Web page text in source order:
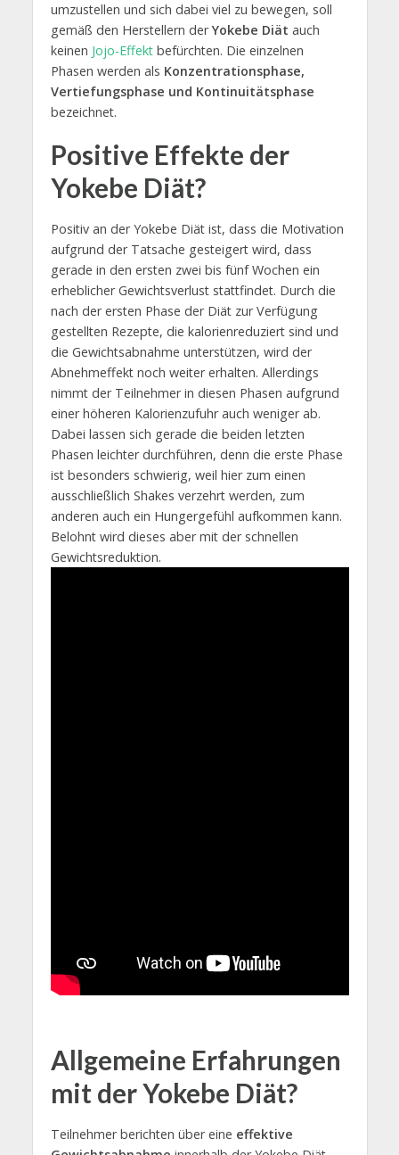
umzustellen und sich dabei viel zu bewegen, soll
gemäß den Herstellern derYokebe Diät auch
keinen Jojo-Effektbefürchten. Die einzelnen
Phasen werden als Konzentrationsphase,
Vertiefungsphase und Kontinuitätsphase
bezeichnet.
Positive Effekte der
Yokebe Diät?
Positiv an der Yokebe Diät ist, dass die Motivation
aufgrund der Tatsache gesteigert wird, dass
gerade in den ersten zwei bis fünf Wochen ein
erheblicher Gewichtsverlust stattfindet. Durch die
nach der ersten Phase der Diät zur Verfügung
gestellten Rezepte, die kalorienreduziert sind und
die Gewichtsabnahme unterstützen, wird der
Abnehmeffekt noch weiter erhalten. Allerdings
nimmt der Teilnehmer in diesen Phasen aufgrund
einer höheren Kalorienzufuhr auch weniger ab.
Dabei lassen sich gerade die beiden letzten
Phasen leichter durchführen, denn die erste Phase
ist besonders schwierig, weil hier zum einen
ausschließlich Shakes verzehrt werden, zum
anderen auch ein Hungergefühl aufkommen kann.
Belohnt wird dieses aber mit der schnellen
Gewichtsreduktion.
Allgemeine Erfahrungen
mit der Yokebe Diät?
Teilnehmer berichten über eine effektive